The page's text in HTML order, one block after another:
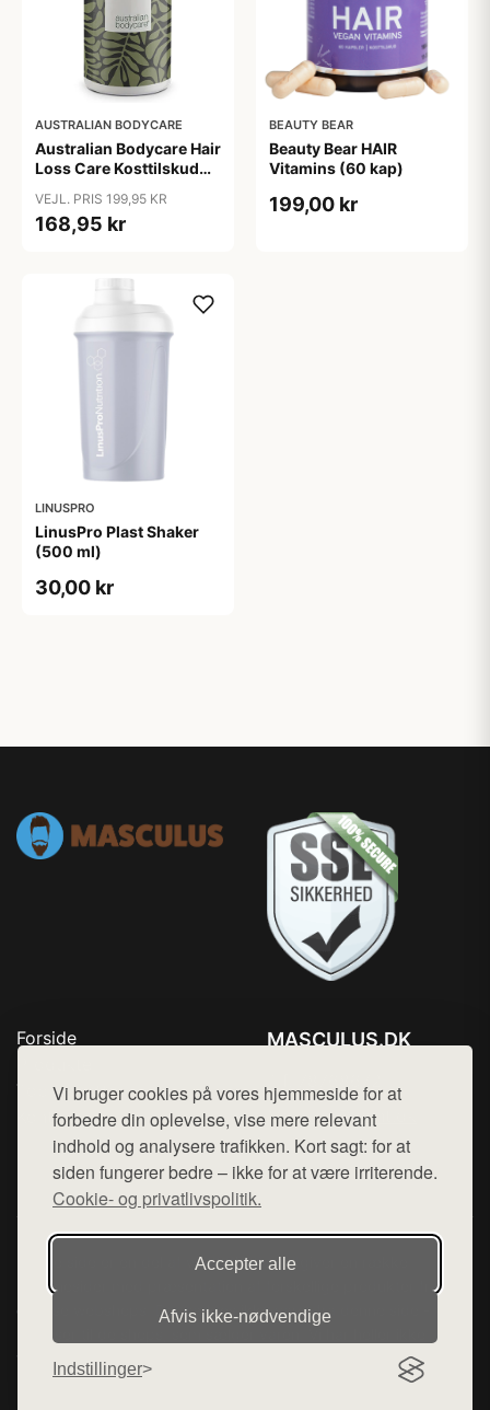
Vi bruger cookies på vores hjemmeside for at
forbedre din oplevelse, vise mere relevant
indhold og analysere trafikken. Kort sagt: for at
siden fungerer bedre – ikke for at være irriterende.
Cookie- og privatlivspolitik.
Accepter alle
Afvis ikke‑nødvendige
Indstillinger
AUSTRALIAN BODYCARE
Australian Bodycare Hair
Loss Care Kosttilskud
VEJL. PRIS 199,95 KR
168,95 kr
BEAUTY BEAR
Beauty Bear HAIR
Vitamins (60 kap)
199,00 kr
LINUSPRO
LinusPro Plast Shaker
(500 ml)
30,00 kr
Forside
Top Rabatter
Kontakt
MASCULUS.DK
Mail: hej@want.dk
Cookie- og privatlivspolitik
Denne side er en del af want.dk, der udgiver en række
hjemmesider med præsentation af forskellige produkter fra
diverse webshops. Der sælges ikke varer fra denne side - vi
henviser til de shops, som sælger varen. Vi har heller ikke
varerne på lager.